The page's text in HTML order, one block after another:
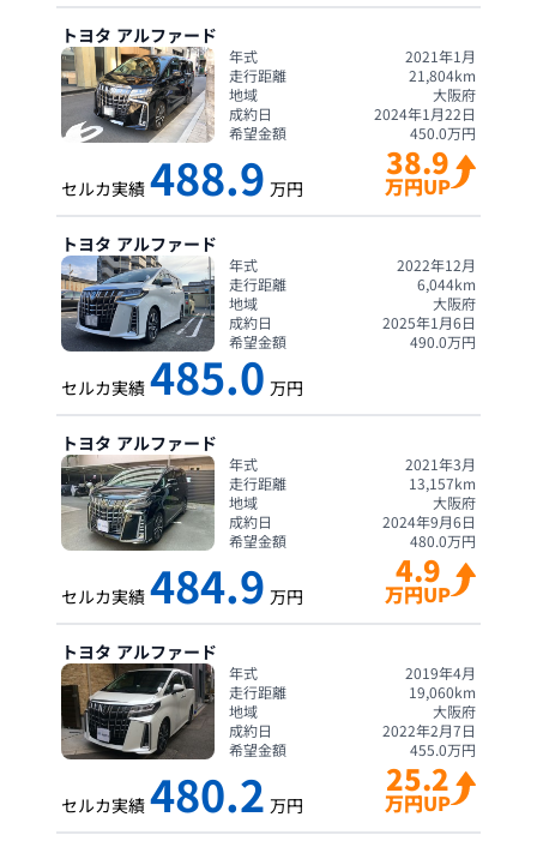
トヨタ アルファード
年式
2021年1月
走行距離
21,804km
地域
大阪府
成約日
2024年1月22日
希望金額
450.0万円
セルカ実績 488.9 万円
38.9
万円UP
トヨタ アルファード
年式
2022年12月
走行距離
6,044km
地域
大阪府
成約日
2025年1月6日
希望金額
490.0万円
セルカ実績 485.0 万円
トヨタ アルファード
年式
2021年3月
走行距離
13,157km
地域
大阪府
成約日
2024年9月6日
希望金額
480.0万円
セルカ実績 484.9 万円
4.9
万円UP
トヨタ アルファード
年式
2019年4月
走行距離
19,060km
地域
大阪府
成約日
2022年2月7日
希望金額
455.0万円
セルカ実績 480.2 万円
25.2
万円UP